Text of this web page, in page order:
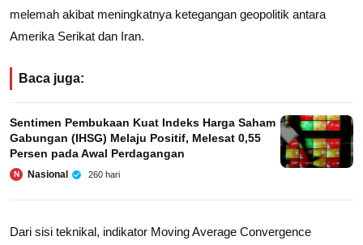
melemah akibat meningkatnya ketegangan geopolitik antara
Amerika Serikat dan Iran.
Baca juga:
Sentimen Pembukaan Kuat Indeks Harga Saham
Gabungan (IHSG) Melaju Positif, Melesat 0,55
Persen pada Awal Perdagangan
N Nasional 260 hari
Dari sisi teknikal, indikator Moving Average Convergence